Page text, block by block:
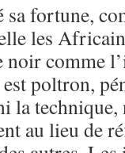
fortune,
les
noir comme
poltron,
la
au lieu de